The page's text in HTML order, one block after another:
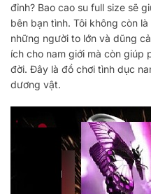
đỉnh? Bao cao su full size sẽ
bên bạn tình. Tôi không còn
những người to lớn và dũng
ích cho nam giới mà còn giúp
đời. Đây là đồ chơi tình dục
dương vật.